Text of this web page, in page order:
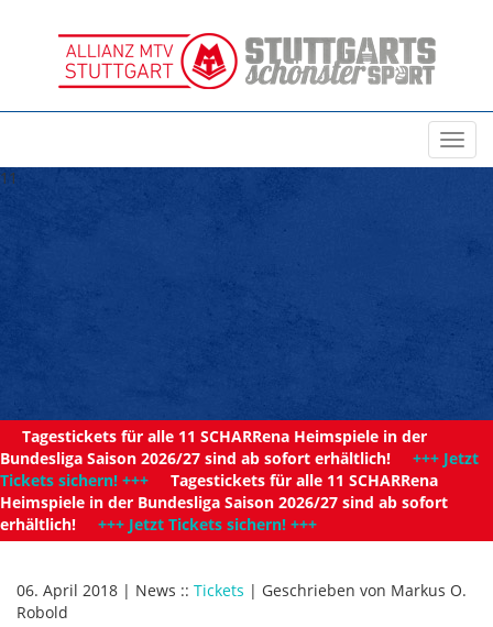
11
Tagestickets für alle 11 SCHARRena Heimspiele in der
Bundesliga Saison 2026/27 sind ab sofort erhältlich! +++ Jetzt
Tickets sichern! +++ Tagestickets für alle 11 SCHARRena
Heimspiele in der Bundesliga Saison 2026/27 sind ab sofort
erhältlich! +++ Jetzt Tickets sichern! +++
06. April 2018 | News :: Tickets | Geschrieben von Markus O.
Robold